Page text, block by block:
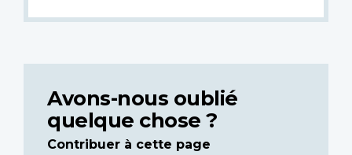
Avons-nous oublié
quelque chose ?
Contribuer à cette page